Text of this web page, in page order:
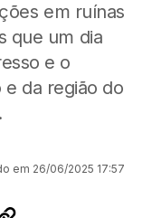
em ruínas
que um dia
e o
da região do
em 26/06/2025 17:57